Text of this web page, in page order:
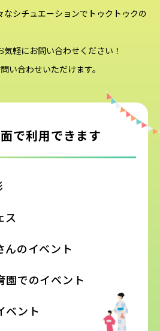
なシチュエーションでトゥクトゥクの
軽にお問い合わせください！
合わせいただけます。
で利用できます
ス
んのイベント
園でのイベント
ベント